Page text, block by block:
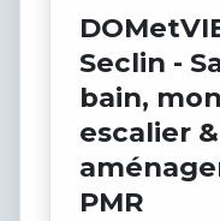
Seclin -
bain,
escalier &
PMR